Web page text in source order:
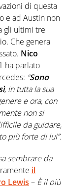
di questa
e ad Austin non
gli ultimi tre
Che genera
Nico
ha parlato
“Sono
, in tutta la sua
e ora, con
non si
da guidare,
più forte di lui”.
sembrare da
il
Lewis – È il più